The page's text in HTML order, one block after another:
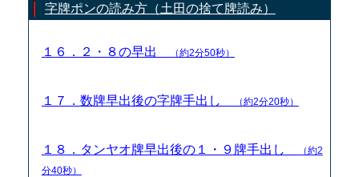
字牌ポンの読み方（土田の捨て牌読み）
１６．２・８の早出 （約2分50秒）
１７．数牌早出後の字牌手出し （約2分20秒）
１８．タンヤオ牌早出後の１・９牌手出し
（約2
分40秒）